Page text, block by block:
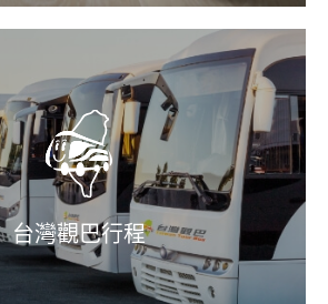
台灣觀巴行程